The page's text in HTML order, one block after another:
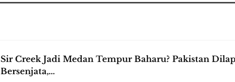
Sir Creek Jadi Medan Tempur Baharu? Pakistan
Bersenjata,…